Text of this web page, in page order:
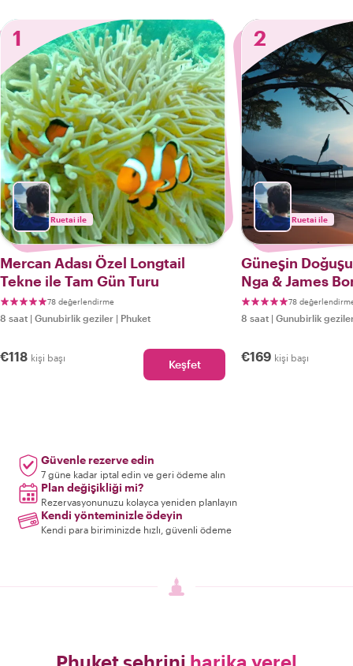
1
Ruetai ile
Mercan Adası Özel Longtail
Tekne ile Tam Gün Turu
78 değerlendirme
8 saat | Gunubirlik geziler | Phuket
€118 kişi başı Keşfet
2
Ruetai ile
Güneşin Doğuşu
Nga & James
78
8 saat | Gunubirlik
€169 kişi başı
Güvenle rezerve edin
7 güne kadar iptal edin ve geri ödeme alın
Plan değişikliği mi?
Rezervasyonunuzu kolayca yeniden planlayın
Kendi yönteminizle ödeyin
Kendi para biriminizde hızlı, güvenli ödeme